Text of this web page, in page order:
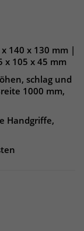
140 x 130 mm |
x 105 x 45 mm
schlag und
1000 mm,
Handgriffe,
Optin-
des
um
den
zu
weisen